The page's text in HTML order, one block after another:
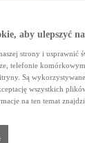
aby ulepszyć
strony i
telefonie
Są
wszystkich
na ten temat